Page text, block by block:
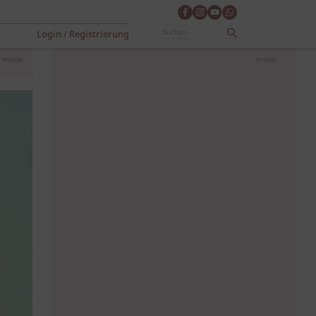
Login / Registrierung
Anzeige Anzeige